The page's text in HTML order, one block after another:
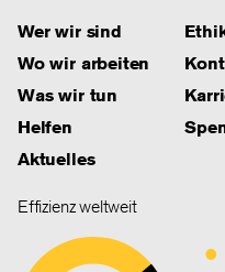
Wer wir sind
Wo wir arbeiten
Was wir tun
Helfen
Aktuelles
Effizienz weltweit